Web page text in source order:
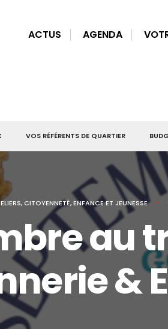
ACTUS AGENDA
VOS RÉFÉRENTS DE QUARTIER
,CITOYENNETÉ,ENFANCE ET JEUNESSE
au
&